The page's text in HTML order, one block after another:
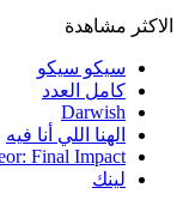
الاكثر مشاهدة
سيكو سيكو
كامل العدد
Darwish
الهنا اللي أنا فيه
Final Impact
لينك